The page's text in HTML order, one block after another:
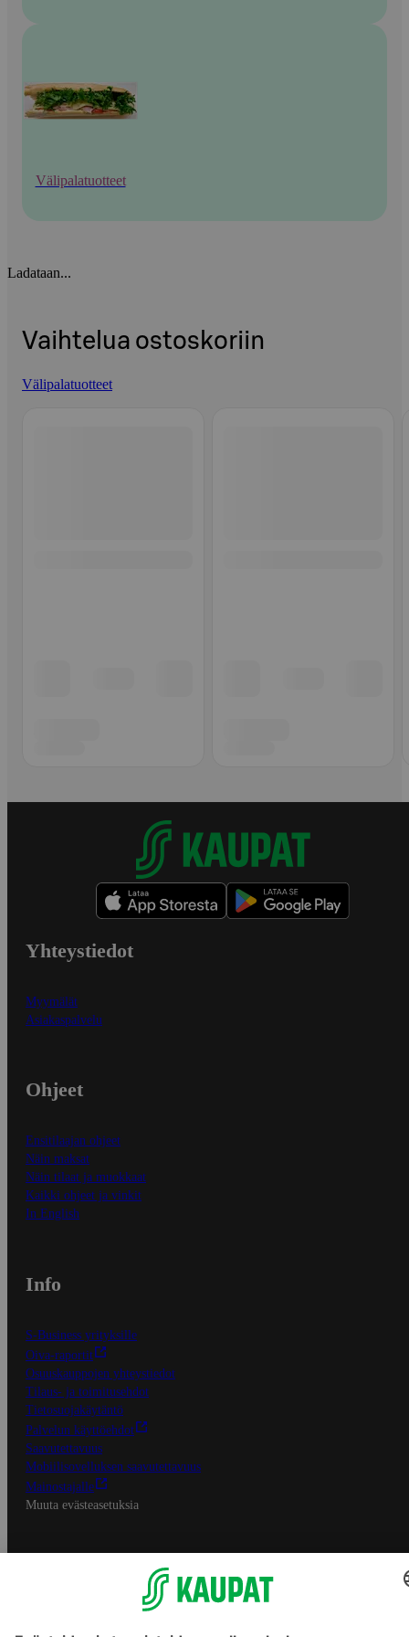
Välipalatuotteet
Ladataan...
Vaihtelua ostoskoriin
Välipalatuotteet
Yhteystiedot
Myymälät
Asiakaspalvelu
Ohjeet
Ensitilaajan ohjeet
Näin maksat
Näin tilaat ja muokkaat
Kaikki ohjeet ja vinkit
In English
Info
S-Business yrityksille
Oiva-raportit
Osuuskauppojen yhteystiedot
Tilaus- ja toimitusehdot
Tietosuojakäytäntö
Palvelun käyttöehdot
Saavutettavuus
Mobiilisovelluksen saavutettavuus
Mainostajalle
Muuta evästeasetuksia
S-ryhmän palvelut